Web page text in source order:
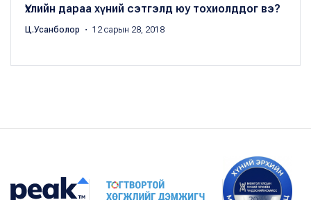
Үхлийн дараа хүний сэтгэлд юу тохиолддог вэ?
Ц.Усанболор ・ 12 сарын 28, 2018